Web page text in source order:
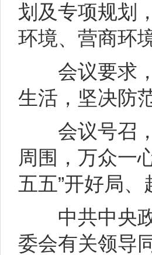
划及专项规划
环境、营商环
会议要求，
生活，坚决防
会议号召，
周围，万众一
五五”开好局、
中共中央政
委会有关领导